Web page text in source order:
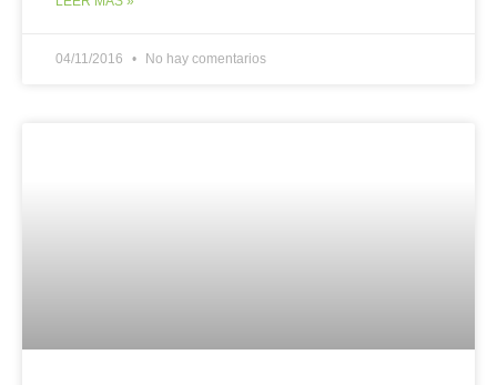
04/11/2016 No hay comentarios